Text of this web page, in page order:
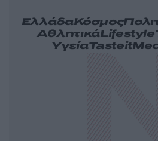
ΕλλάδαΚόσμος
ΑθλητικάLifestyle
ΥγείαTasteit